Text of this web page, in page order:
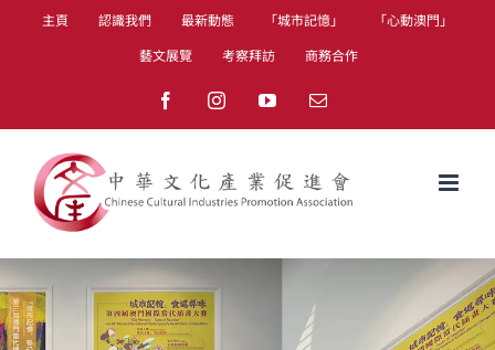
主頁 認識我們 最新動態 「城市記憶」
「心動澳門」
藝文展覽
考察拜訪 商務合作
FacebookInstagramYouTubeEmail